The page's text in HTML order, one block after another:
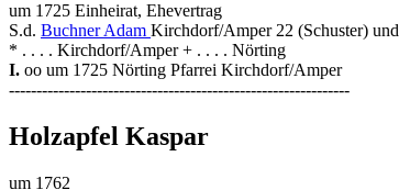
um 1725 Einheirat, Ehevertrag
S.d. Buchner Adam Kirchdorf/Amper 22 (Schuster) und
* . . . . Kirchdorf/Amper + . . . . Nörting
I. oo um 1725 Nörting Pfarrei Kirchdorf/Amper
--------------------------------------------------------------
Holzapfel Kaspar
um 1762